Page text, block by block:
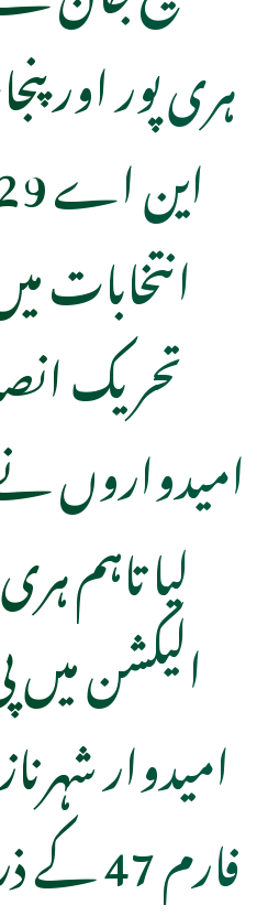
ہری پور اور
انتخابات
تحریک
امیدواروں
لیا تاہم
الیکشن میں
امیدوار
فارم 47 کے ذریعے ہرایا گیا